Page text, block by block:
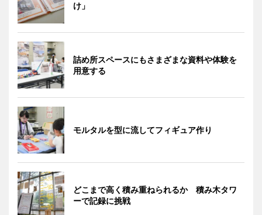
け」
詰め所スペースにもさまざまな資料や体験を
用意する
モルタルを型に流してフィギュア作り
どこまで高く積み重ねられるか 積み木タワ
ーで記録に挑戦